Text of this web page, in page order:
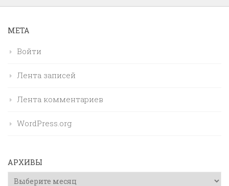
МЕТА
Войти
Лента записей
Лента комментариев
WordPress.org
АРХИВЫ
Архивы